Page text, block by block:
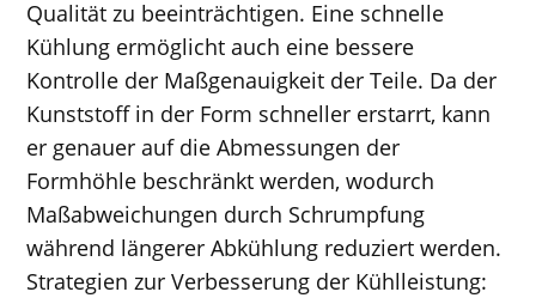
Qualität zu beeinträchtigen. Eine schnelle
Kühlung ermöglicht auch eine bessere
Kontrolle der Maßgenauigkeit der Teile. Da der
Kunststoff in der Form schneller erstarrt, kann
er genauer auf die Abmessungen der
Formhöhle beschränkt werden, wodurch
Maßabweichungen durch Schrumpfung
während längerer Abkühlung reduziert werden.
Strategien zur Verbesserung der Kühlleistung: